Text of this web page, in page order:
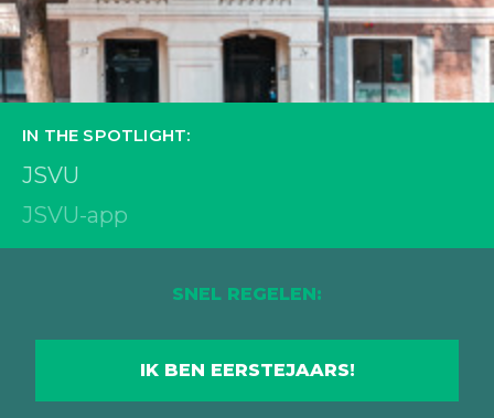
IN THE SPOTLIGHT:
JSVU
JSVU-app
SNEL REGELEN:
IK BEN EERSTEJAARS!